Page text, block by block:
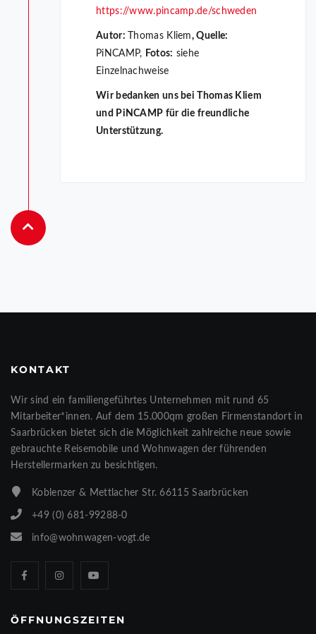
https://www.pincamp.de/schweden
Autor: Thomas Kliem, Quelle:
PiNCAMP, Fotos: siehe
Einzelnachweise
Wir bedanken uns bei Thomas Kliem
und PiNCAMP für die freundliche
Unterstützung.
KONTAKT
Wir sind ein familiengeführtes Unternehmen mit rund 65
Mitarbeiter*innen. Auf dem 15.000qm großen Firmenstandort in
Saarbrücken bietet sich die Möglichkeit zahlreiche neue sowie
gebrauchte Reisemobile und Wohnwagen der führenden
Herstellermarken zu besichtigen.
Koblenzer & Mettlacher Str. 66115 Saarbrücken
+49 (0) 681-99288-0
info@wohnwagen-vogt.de
ÖFFNUNGSZEITEN